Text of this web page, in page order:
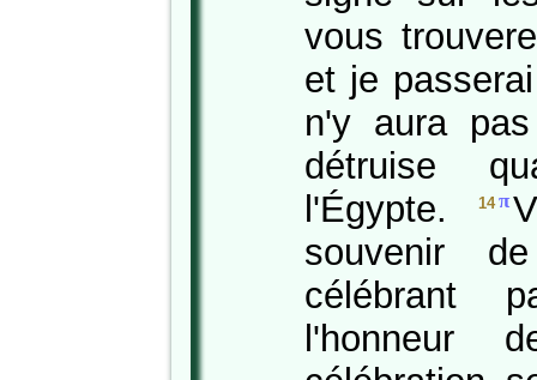
vous
et je
n'y aura
détruise
l'Égypte.14π
souvenir
célébrant
l'honneur